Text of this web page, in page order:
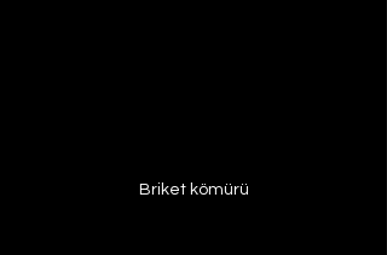
Briket kömürü